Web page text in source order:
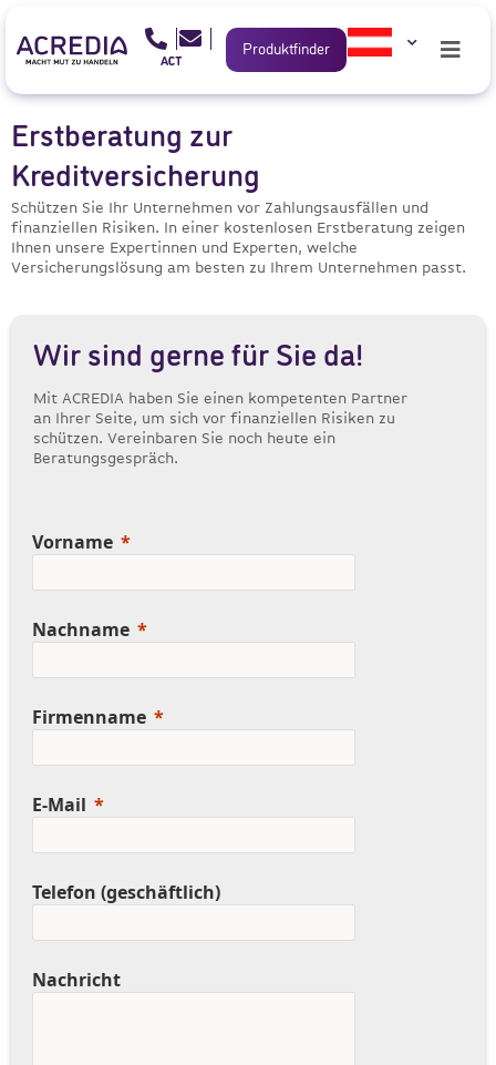
Produktfinder
Erstberatung zur
Kreditversicherung
Schützen Sie Ihr Unternehmen vor Zahlungsausfällen und
finanziellen Risiken. In einer kostenlosen Erstberatung zeigen
Ihnen unsere Expertinnen und Experten, welche
Versicherungslösung am besten zu Ihrem Unternehmen passt.
Wir sind gerne für Sie da!
Mit ACREDIA haben Sie einen kompetenten Partner
an Ihrer Seite, um sich vor finanziellen Risiken zu
schützen. Vereinbaren Sie noch heute ein
Beratungsgespräch.
Vorname
Nachname
Firmenname
E-Mail
Telefon (geschäftlich)
Nachricht